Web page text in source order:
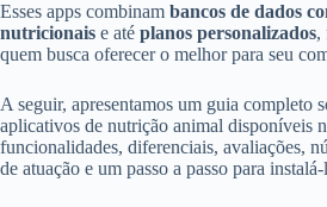
Esses apps combinam bancos de dados
nutricionais e até planos personalizados,
quem busca oferecer o melhor para seu
A seguir, apresentamos um guia completo
aplicativos de nutrição animal disponíveis
funcionalidades, diferenciais, avaliações,
de atuação e um passo a passo para instalá-